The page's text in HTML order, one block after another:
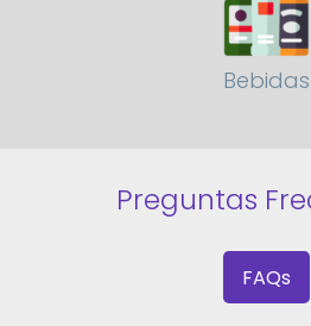
Bebidas
Preguntas
FAQs